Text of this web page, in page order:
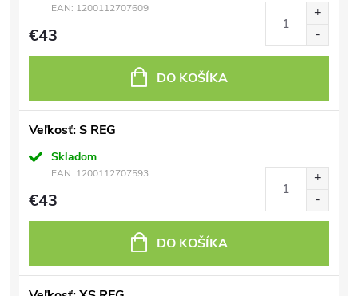
EAN: 1200112707609
€43
DO KOŠÍKA
Veľkosť: S REG
Skladom
EAN: 1200112707593
€43
DO KOŠÍKA